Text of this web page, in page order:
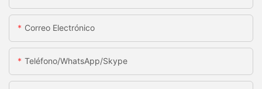
Correo Electrónico
Teléfono/WhatsApp/Skype